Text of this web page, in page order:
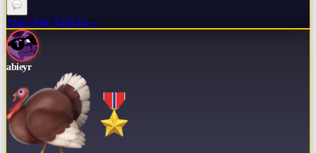
Joue cette TopList→
abieyr